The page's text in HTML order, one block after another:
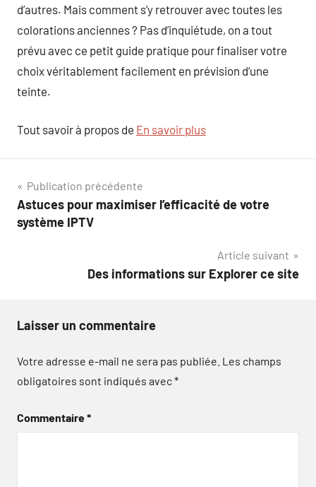
d’autres. Mais comment s’y retrouver avec toutes les
colorations anciennes ? Pas d’inquiétude, on a tout
prévu avec ce petit guide pratique pour finaliser votre
choix véritablement facilement en prévision d’une
teinte.
Tout savoir à propos de En savoir plus
Navigation
de
Publication précédente
Astuces pour maximiser l’efficacité de votre
système IPTV
Article suivant
Des informations sur Explorer ce site
Laisser un commentaire
Votre adresse e-mail ne sera pas publiée. Les champs
obligatoires sont indiqués avec*
Commentaire*